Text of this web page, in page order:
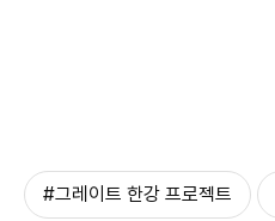
#그레이트 한강 프로젝트